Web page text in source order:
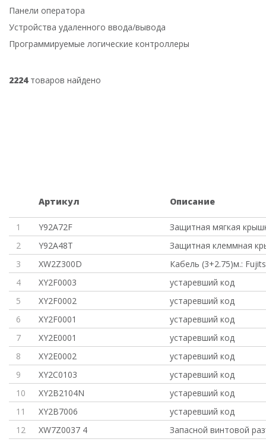
Панели оператора
Устройства удаленного ввода/вывода
Программируемые логические контроллеры
2224товаров найдено
Артикул Описание
1 Y92A72F
Защитная мягкая
2
Y92A48T
Защитная клеммная
3
XW2Z300D
Кабель (3+2.75)м.:
4
XY2F0003
устаревший код
5
XY2F0002
устаревший код
6
XY2F0001
устаревший код
7
XY2E0001
устаревший код
8
XY2E0002
устаревший код
9
XY2C0103
устаревший код
10
XY2B2104N
устаревший код
11
XY2B7006
устаревший код
12
XW7Z0037 4
Запасной винтовой